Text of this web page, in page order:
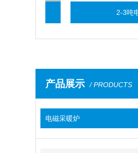
2-3吨电磁热水炉
产品展示 / PRODUCTS
电磁采暖炉